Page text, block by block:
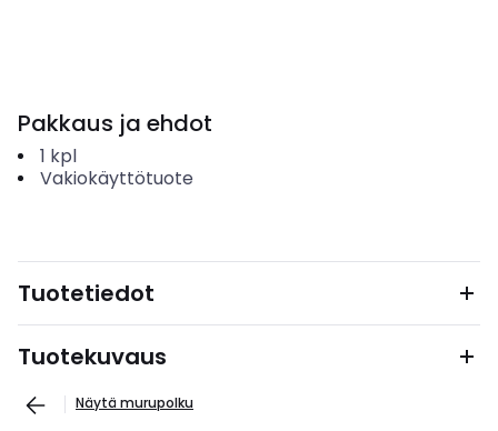
Pakkaus ja ehdot
1 kpl
Vakiokäyttötuote
Tuotetiedot
Tuotekuvaus
Näytä murupolku